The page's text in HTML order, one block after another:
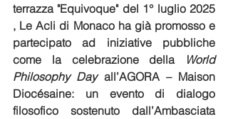
terrazza "Equivoque" del 1° luglio 2025
, Le Acli di Monaco ha già promosso e
partecipato ad iniziative pubbliche
come la celebrazione della
World
Philosophy Day all’AGORA – Maison
Diocésaine: un evento di dialogo
filosofico sostenuto dall’Ambasciata